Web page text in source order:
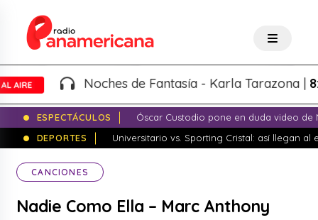
Noches de Fantasía - Karla Tarazona |8:00PM
ESPECTÁCULOS
Óscar Custodio pone en duda video de
DEPORTES
Universitario vs. Sporting Cristal: así llegan al
CANCIONES
Nadie Como Ella – Marc Anthony